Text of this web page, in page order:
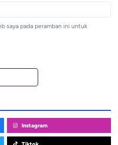
saya pada peramban ini untuk
Instagram